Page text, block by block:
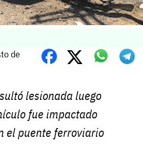
de
lesionada luego
fue impactado
el puente ferroviario